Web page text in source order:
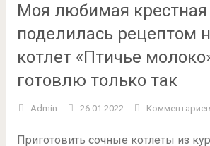
Моя любимая крестная
поделилась рецептом
котлет «Птичье
готовлю только так
Admin 26.01.2022
Приготовить сочные котлеты из